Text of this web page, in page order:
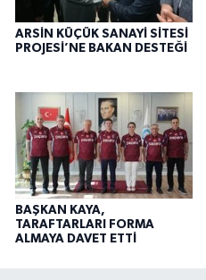
ARSİN KÜÇÜK SANAYİ SİTESİ
PROJESİ’NE BAKAN DESTEĞİ
BAŞKAN KAYA,
TARAFTARLARI FORMA
ALMAYA DAVET ETTİ